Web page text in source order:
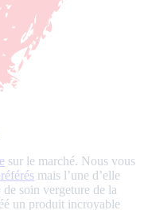
sur le marché. Nous vous
mais l’une d’elle
soin vergeture de la
un produit incroyable